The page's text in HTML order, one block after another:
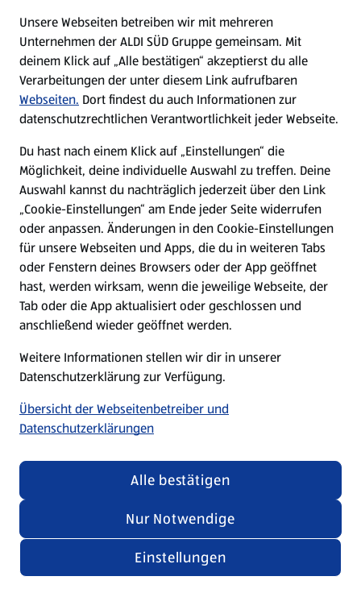
ALDI SÜD geht mit neuer, übergreifender Kampagne an
den Start und rückt Eigenmarken in den Fokus. |
07.04.2026
Mehr lesen
Frischfleischs aus höheren Haltungsformen. | ​
09.04.2026
Mehr lesen
Unsere Webseiten betreiben wir mit mehreren
Unternehmen der ALDI SÜD Gruppe gemeinsam. Mit
deinem Klick auf „Alle bestätigen“ akzeptierst du alle
Verarbeitungen der unter diesem Link aufrufbaren
Webseiten. Dort findest du auch Informationen zur
datenschutzrechtlichen Verantwortlichkeit jeder Webseite.
Du hast nach einem Klick auf „Einstellungen“ die
Möglichkeit, deine individuelle Auswahl zu treffen. Deine
Auswahl kannst du nachträglich jederzeit über den Link
„Cookie-Einstellungen“ am Ende jeder Seite widerrufen
oder anpassen. Änderungen in den Cookie-Einstellungen
für unsere Webseiten und Apps, die du in weiteren Tabs
oder Fenstern deines Browsers oder der App geöffnet
hast, werden wirksam, wenn die jeweilige Webseite, der
Tab oder die App aktualisiert oder geschlossen und
anschließend wieder geöffnet werden.
Weitere Informationen stellen wir dir in unserer
Datenschutzerklärung zur Verfügung.
Übersicht der Webseitenbetreiber und
Datenschutzerklärungen
Einstellungen
Nur Notwendige
Alle bestätigen